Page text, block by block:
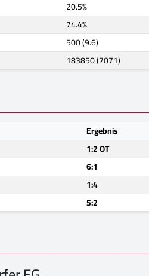
20.5%
74.4%
500 (9.6)
183850 (7071)
Ergebnis
1:2 OT
6:1
1:4
5:2